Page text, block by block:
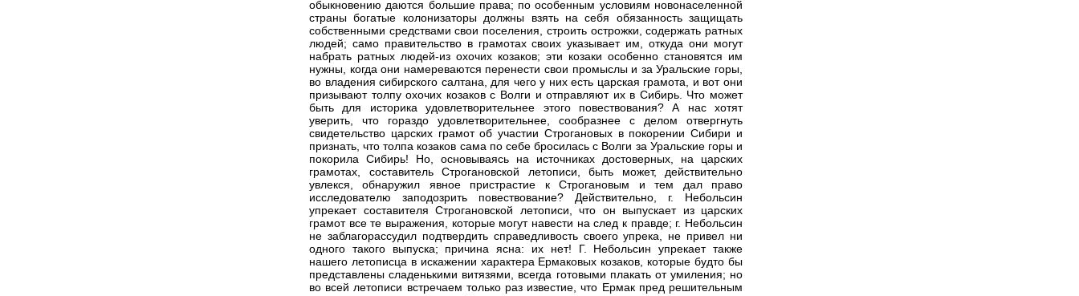
обыкновению даются большие права; по особенным условиям новонаселенной
страны богатые колонизаторы должны взять на себя обязанность защищать
собственными средствами свои поселения, строить острожки, содержать ратных
людей; само правительство в грамотах своих указывает им, откуда они могут
набрать ратных людей-из охочих козаков; эти козаки особенно становятся им
нужны, когда они намереваются перенести свои промыслы и за Уральские горы,
во владения сибирского салтана, для чего у них есть царская грамота, и вот они
призывают толпу охочих козаков с Волги и отправляют их в Сибирь. Что может
быть для историка удовлетворительнее этого повествования? А нас хотят
уверить, что гораздо удовлетворительнее, сообразнее с делом отвергнуть
свидетельство царских грамот об участии Строгановых в покорении Сибири и
признать, что толпа козаков сама по себе бросилась с Волги за Уральские горы и
покорила Сибирь! Но, основываясь на источниках достоверных, на царских
грамотах, составитель Строгановской летописи, быть может, действительно
увлекся, обнаружил явное пристрастие к Строгановым и тем дал право
исследователю заподозрить повествование? Действительно, г. Небольсин
упрекает составителя Строгановской летописи, что он выпускает из царских
грамот все те выражения, которые могут навести на след к правде; г. Небольсин
не заблагорассудил подтвердить справедливость своего упрека, не привел ни
одного такого выпуска; причина ясна: их нет! Г. Небольсин упрекает также
нашего летописца в искажении характера Ермаковых козаков, которые будто бы
представлены сладенькими витязями, всегда готовыми плакать от умиления; но
во всей летописи встречаем только раз известие, что Ермак пред решительным